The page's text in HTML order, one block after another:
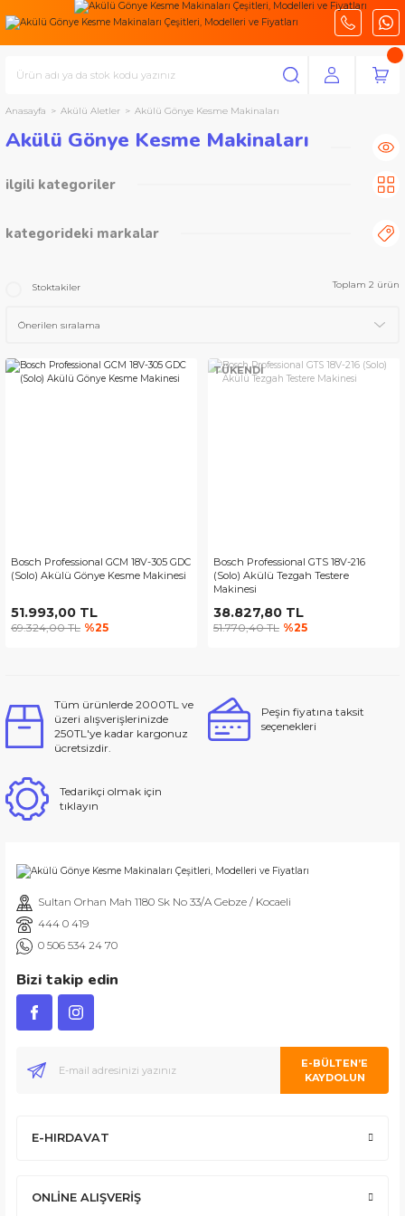
Anasayfa Akülü Aletler Akülü Gönye Kesme Makinaları
Akülü Gönye Kesme Makinaları
ilgili kategoriler
kategorideki markalar
Stoktakiler Toplam 2 ürün
Bosch Professional GCM 18V-305 GDC
(Solo) Akülü Gönye Kesme Makinesi
51.993,00 TL
69.324,00 TL %25
TÜKENDİ
Bosch Professional GTS 18V-216
(Solo) Akülü Tezgah Testere
Makinesi
38.827,80 TL
51.770,40 TL %25
Tüm ürünlerde 2000TL ve
üzeri alışverişlerinizde
250TL'ye kadar kargonuz
ücretsizdir.
Peşin fiyatına taksit
seçenekleri
Tedarikçi olmak için
tıklayın
Sultan Orhan Mah 1180 Sk No 33/A Gebze / Kocaeli
444 0 419
0 506 534 24 70
Bizi takip edin
E-BÜLTEN’E
KAYDOLUN
E-HIRDAVAT
ONLİNE ALIŞVERİŞ